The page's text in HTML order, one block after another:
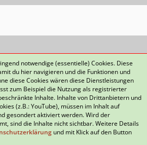
(0,4 Beiträge pro Tag)
Kontakt Impressum
Häufig gestellte Fragen
notwendige (essentielle) Cookies. Diese
du hier navigieren und die Funktionen und
diese Cookies wären diese Dienstleistungen
zum Beispiel die Nutzung als registrierter
Inhalte. Inhalte von Drittanbietern und
(z.B.: YouTube), müssen im Inhalt auf
gesondert aktiviert werden. Wird der
sind die Inhalte nicht sichtbar. Weitere Details
und mit Klick auf den Button